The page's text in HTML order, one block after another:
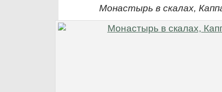
Монастырь в скалах,